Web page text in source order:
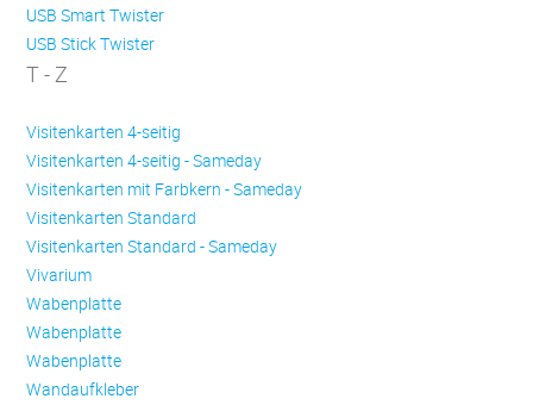
USB Smart Twister
USB Stick Twister
T - Z
Visitenkarten 4-seitig
Visitenkarten 4-seitig - Sameday
Visitenkarten mit Farbkern - Sameday
Visitenkarten Standard
Visitenkarten Standard - Sameday
Vivarium
Wabenplatte
Wabenplatte
Wabenplatte
Wandaufkleber